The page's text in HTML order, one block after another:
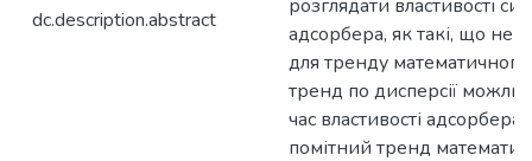
dc.description.abstract